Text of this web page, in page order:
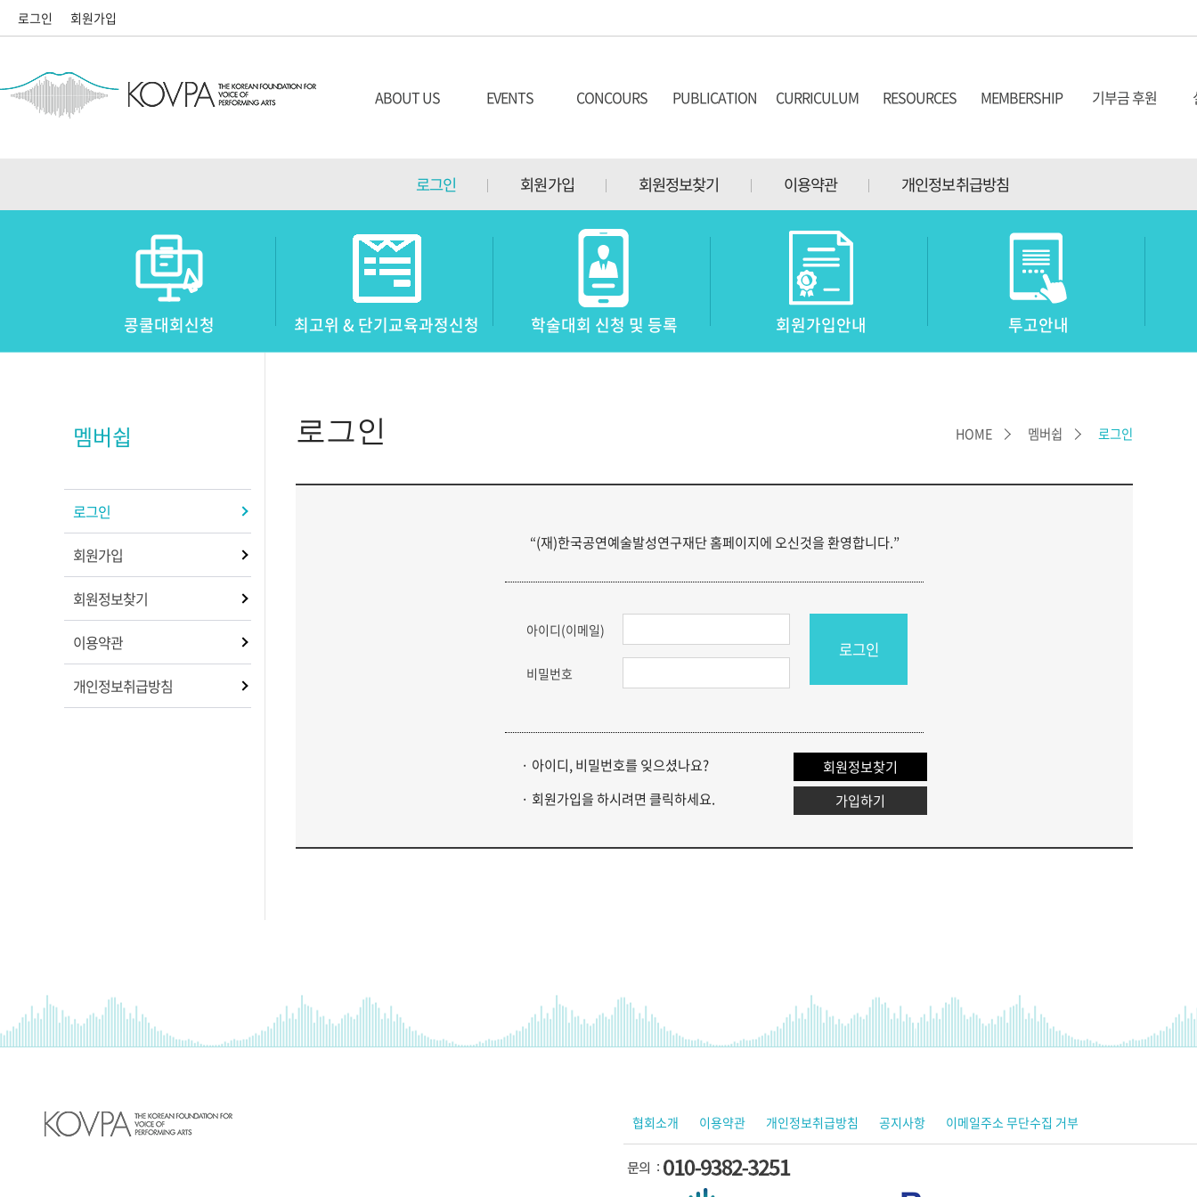
로그인 회원가입
ABOUT US
정관
이사진소개
EVENTS
학술대회
역대 학술대회
CONCOURS
콩쿨 소개
콩쿨 역사
과제곡 및 요강
참가신청
사무국위치
PUBLICATION
투고안내
연구윤리규정
CURRICULUM
최고위과정 소개
최고위과정 커리큘럼
공연예술발성지도사
자격증발급 및 관리
자주묻는질문
사무국안내
RESOURCES
심포지움 영상
치료기법영상
MEMBERSHIP
회원가입안내
입회원서작성
기부금 후원
로그인 회원가입 회원정보찾기 이용약관 개인정보취급방침
콩쿨대회신청 최고위 & 단기교육과정신청 학술대회 신청 및 등록 회원가입안내 투고안내
멤버쉽
로그인
회원가입
회원정보찾기
이용약관
개인정보취급방침
로그인 HOME 멤버쉽 로그인
“(재)한국공연예술발성연구재단 홈페이지에 오신것을 환영합니다.”
아이디(이메일)
비밀번호
로그인
· 아이디, 비밀번호를 잊으셨나요?
회원정보찾기
· 회원가입을 하시려면 클릭하세요.
가입하기
협회소개 이용약관 개인정보취급방침 공지사항 이메일주소 무단수집 거부